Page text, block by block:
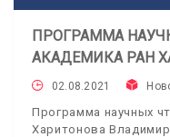
ПРОГРАММА
АКАДЕМИКА РАН
02.08.2021
Программа научных
Харитонова